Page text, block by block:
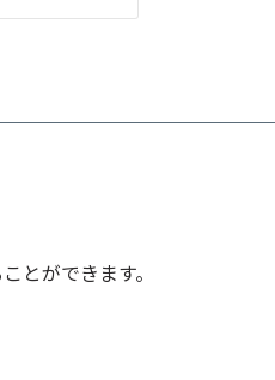
とができます。